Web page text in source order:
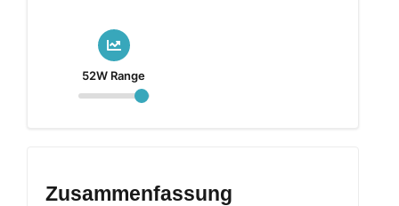
52W Range
Zusammenfassung